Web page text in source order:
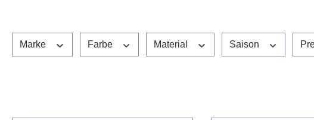
Marke Farbe Material Saison